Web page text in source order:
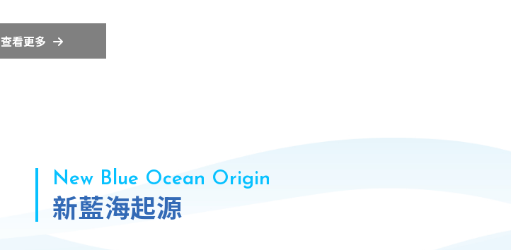
查看更多
New Blue Ocean Origin
新藍海起源